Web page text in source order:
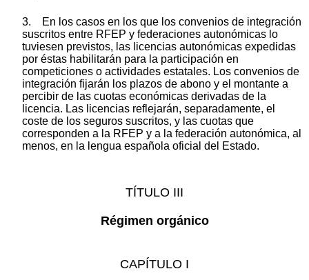
3. En los casos en los que los convenios de integración
suscritos entre RFEP y federaciones autonómicas lo
tuviesen previstos, las licencias autonómicas expedidas
por éstas habilitarán para la participación en
competiciones o actividades estatales. Los convenios de
integración fijarán los plazos de abono y el montante a
percibir de las cuotas económicas derivadas de la
licencia. Las licencias reflejarán, separadamente, el
coste de los seguros suscritos, y las cuotas que
corresponden a la RFEP y a la federación autonómica, al
menos, en la lengua española oficial del Estado.
TÍTULO III
Régimen orgánico
CAPÍTULO I